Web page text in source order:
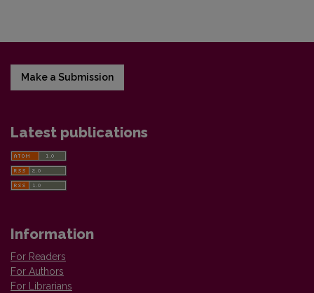
Make a Submission
Latest publications
Information
For Readers
For Authors
For Librarians